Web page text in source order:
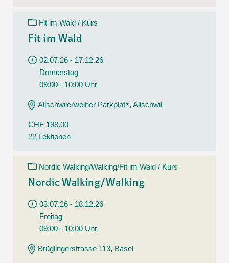
Fit im Wald / Kurs
Fit im Wald
02.07.26 - 17.12.26
Donnerstag
09:00 - 10:00 Uhr
Allschwilerweiher Parkplatz, Allschwil
CHF 198.00
22 Lektionen
Nordic Walking/Walking/Fit im Wald / Kurs
Nordic Walking/Walking
03.07.26 - 18.12.26
Freitag
09:00 - 10:00 Uhr
Brüglingerstrasse 113, Basel